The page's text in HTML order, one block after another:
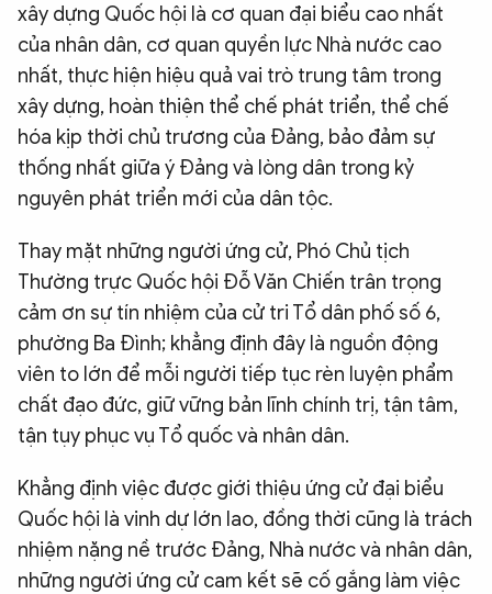
xây dựng Quốc hội là cơ quan đại biểu cao nhất
của nhân dân, cơ quan quyền lực Nhà nước cao
nhất, thực hiện hiệu quả vai trò trung tâm trong
xây dựng, hoàn thiện thể chế phát triển, thể chế
hóa kịp thời chủ trương của Đảng, bảo đảm sự
thống nhất giữa ý Đảng và lòng dân trong kỷ
nguyên phát triển mới của dân tộc.
Thay mặt những người ứng cử, Phó Chủ tịch
Thường trực Quốc hội Đỗ Văn Chiến trân trọng
cảm ơn sự tín nhiệm của cử tri Tổ dân phố số 6,
phường Ba Đình; khẳng định đây là nguồn động
viên to lớn để mỗi người tiếp tục rèn luyện phẩm
chất đạo đức, giữ vững bản lĩnh chính trị, tận tâm,
tận tụy phục vụ Tổ quốc và nhân dân.
Khẳng định việc được giới thiệu ứng cử đại biểu
Quốc hội là vinh dự lớn lao, đồng thời cũng là trách
nhiệm nặng nề trước Đảng, Nhà nước và nhân dân,
những người ứng cử cam kết sẽ cố gắng làm việc